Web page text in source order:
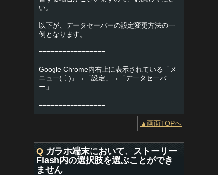
い。
以下が、データセーバーの設定変更方法の一
例となります。
=================
Google Chrome内右上に表示されている「メ
ニュー(︙)」→「設定」→「データセーバ
ー」
=================
▲画面TOPへ
Q ガラホ端末において、ストーリー
Flash内の選択肢を選ぶことができ
ません